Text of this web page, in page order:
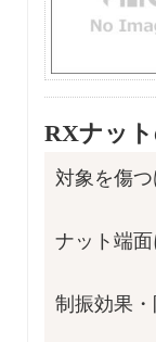
RXナッ
対象を傷つ
ナット端面
制振効果